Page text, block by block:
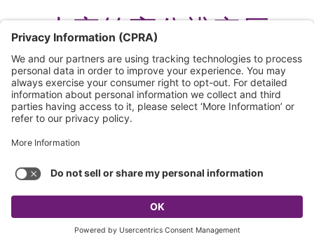
大字符高分辨率压
电喷码机系列
在可为二级包装带来高质量低成本打码的 LCIJ 或大
字符高分辨率压电喷码机用耗材领域，马肯依玛士
Markem-Imaje 5800
keyboard_arrow_up
QUICK ACCESS TOOLS